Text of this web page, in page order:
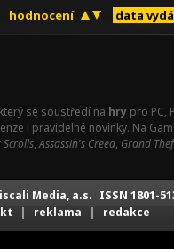
hodnocení data
se soustředí na hry pro PC,
i pravidelné novinky. Na
Scrolls,Assassin's Creed, Grand
Media, a.s. ISSN 1801-
| reklama | redakce